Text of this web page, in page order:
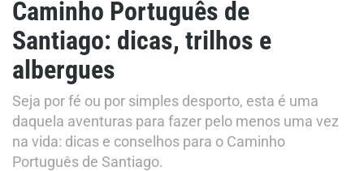
Caminho Português de
Santiago: dicas, trilhos e
albergues
Seja por fé ou por simples desporto, esta é uma
daquela aventuras para fazer pelo menos uma vez
na vida: dicas e conselhos para o Caminho
Português de Santiago.